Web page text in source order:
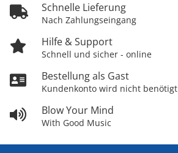
Schnelle Lieferung
Nach Zahlungseingang
Hilfe & Support
Schnell und sicher - online
Bestellung als Gast
Kundenkonto wird nicht benötigt
Blow Your Mind
With Good Music